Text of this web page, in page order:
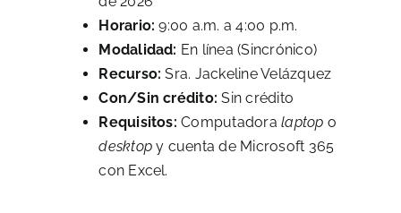
Horario: 9:00 a.m. a 4:00 p.m.
Modalidad: En línea (Sincrónico)
Recurso: Sra. Jackeline Velázquez
Con/Sin crédito: Sin crédito
Requisitos: Computadoralaptop o
desktop y cuenta de Microsoft 365
con Excel.